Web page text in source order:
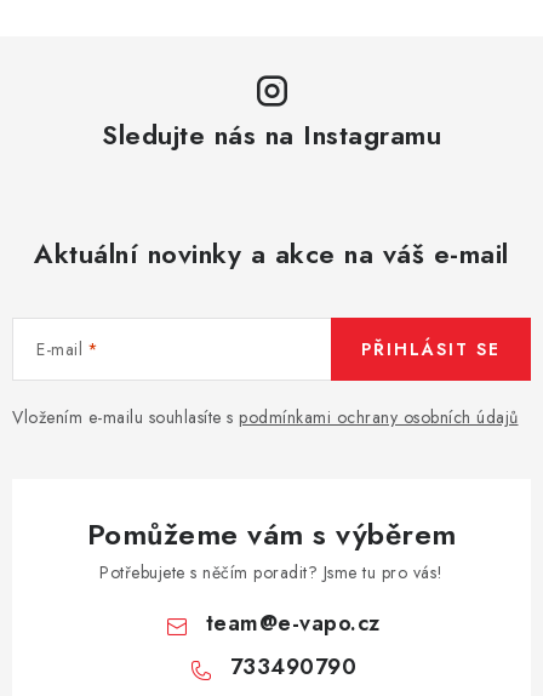
Sledujte nás na Instagramu
Aktuální novinky a akce na váš e-mail
E-mail
Vložením e-mailu souhlasíte s podmínkami ochrany osobních údajů
PŘIHLÁSIT SE
Pomůžeme vám s výběrem
Potřebujete s něčím poradit? Jsme tu pro vás!
team@e-vapo.cz
733490790